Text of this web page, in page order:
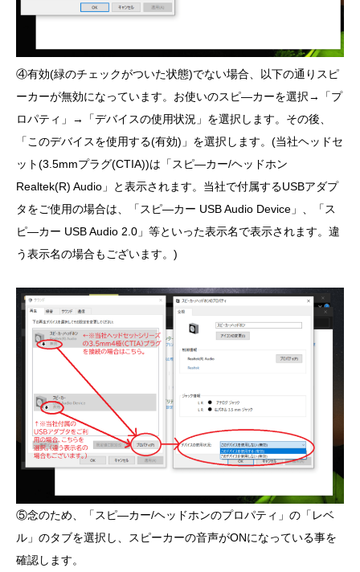
④有効(緑のチェックがついた状態)でない場合、以下の通りスピ
ーカーが無効になっています。お使いのスピ―カーを選択→「プ
ロパティ」→「デバイスの使用状況」を選択します。その後、
「このデバイスを使用する(有効)」を選択します。(当社ヘッドセ
ット(3.5mmプラグ(CTIA))は「スピ―カー/ヘッドホン
Realtek(R) Audio」と表示されます。当社で付属するUSBアダプ
タをご使用の場合は、「スピ―カー USB Audio Device」、「ス
ピ―カー USB Audio 2.0」等といった表示名で表示されます。違
う表示名の場合もございます。)
⑤念のため、「スピ―カー/ヘッドホンのプロパティ」の「レベ
ル」のタブを選択し、スピーカーの音声がONになっている事を
確認します。